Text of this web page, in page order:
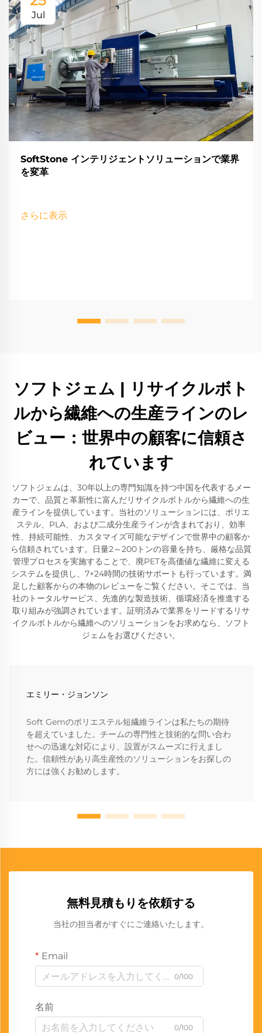
Jul
SoftStone インテリジェントソリューションで業界
を変革
さらに表示
ソフトジェム | リサイクルボト
ルから繊維への生産ラインのレ
ビュー：世界中の顧客に信頼さ
れています
ソフトジェムは、30年以上の専門知識を持つ中国を代表するメー
カーで、品質と革新性に富んだリサイクルボトルから繊維への生
産ラインを提供しています。当社のソリューションには、ポリエ
ステル、PLA、および二成分生産ラインが含まれており、効率
性、持続可能性、カスタマイズ可能なデザインで世界中の顧客か
ら信頼されています。日量2～200トンの容量を持ち、厳格な品質
管理プロセスを実施することで、廃PETを高価値な繊維に変える
システムを提供し、7×24時間の技術サポートも行っています。満
足した顧客からの本物のレビューをご覧ください。そこでは、当
社のトータルサービス、先進的な製造技術、循環経済を推進する
取り組みが強調されています。証明済みで業界をリードするリサ
イクルボトルから繊維へのソリューションをお求めなら、ソフト
ジェムをお選びください。
エミリー・ジョンソン
Soft Gemのポリエステル短繊維ラインは私たちの期待
を超えていました。チームの専門性と技術的な問い合わ
せへの迅速な対応により、設置がスムーズに行えまし
た。信頼性があり高生産性のソリューションをお探しの
方には強くお勧めします。
無料見積もりを依頼する
当社の担当者がすぐにご連絡いたします。
Email
0/100
名前
0/100